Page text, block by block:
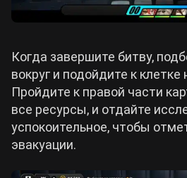
Когда завершите битву,
вокруг и подойдите к
Пройдите к правой части
все ресурсы, и отдайте
успокоительное, чтобы
эвакуации.